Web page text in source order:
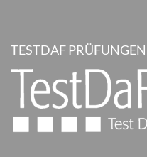
TESTDAF PRÜFUNGEN